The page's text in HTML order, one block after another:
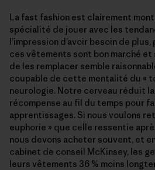
La fast fashion est clairement
spécialité de jouer avec les
l’impression d’avoir besoin de
ces vêtements sont bon marché et
de les remplacer semble
coupable de cette mentalité du «
neurologie. Notre cerveau réduit
récompense au fil du temps pour
apprentissages. Si nous voulons
euphorie » que celle ressentie
nous devons acheter souvent, et
cabinet de conseil McKinsey, les
leurs vêtements 36 % moins